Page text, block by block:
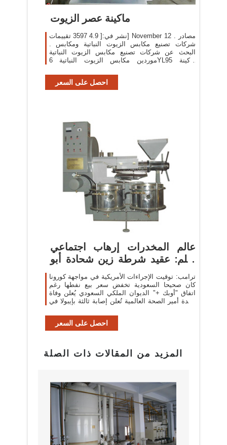
ماكينة عصر الزيوت
نشر في:[ 4.9 3597 تقييمات] November 12 . مصادر
شركات تصنيع مكابس الزيوت النباتية ومكابس .
البحث عن شركات تصنيع مكابس الزيوت النباتية
موردين مكابس الزيوت النباتية 6YL95 ماكينة
احصل على السعر
عالم المخدرات إرهاب اجتماعي
بقلم: عقيد شرطة زين شحادة أبو
...
ترامب: توقيت الإجراءات الأمريكية في مواجهة كورونا
كان صحيحا السعودية تخفض سعر بيع نفطها رغم
اتفاق "أوبك +" الديوان الملكي السعودي يُعلن وفاة
والدة أمير الصحة العالمية تُعلن إصابة ثالثة بإيبولا في
احصل على السعر
المزيد من المقالات ذات الصلة